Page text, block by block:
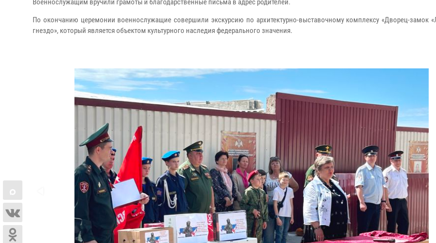
Военнослужащим вручили грамоты и благодарственные письма в адрес родителей.
По окончанию церемонии военнослужащие совершили экскурсию по архитектурно-выставочному комплексу «Дворец-замок
гнездо», который является объектом культурного наследия федерального значения.